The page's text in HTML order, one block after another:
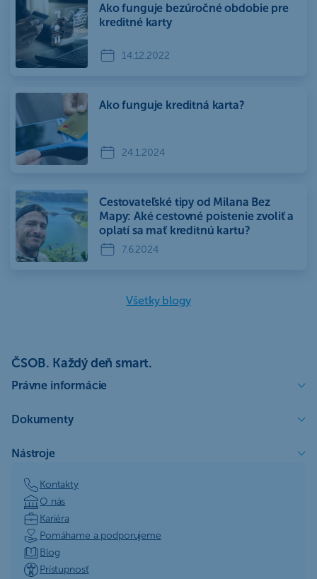
Ako funguje bezúročné obdobie pre
kreditné karty
14.12.2022
Ako funguje kreditná karta?
24.1.2024
Cestovateľské tipy od Milana Bez
Mapy: Aké cestovné poistenie zvoliť a
oplatí sa mať kreditnú kartu?
7.6.2024
Všetky blogy
ČSOB. Každý deň smart.
Právne informácie
Dokumenty
Nástroje
Kontakty
O nás
Kariéra
Pomáhame a podporujeme
Blog
Prístupnosť